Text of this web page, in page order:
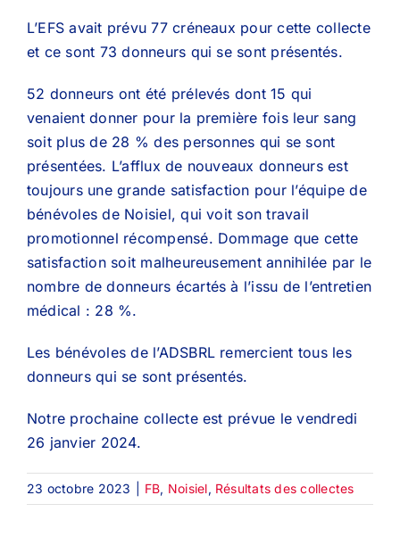
L’EFS avait prévu 77 créneaux pour cette collecte
et ce sont 73 donneurs qui se sont présentés.
52 donneurs ont été prélevés dont 15 qui
venaient donner pour la première fois leur sang
soit plus de 28 % des personnes qui se sont
présentées. L’afflux de nouveaux donneurs est
toujours une grande satisfaction pour l’équipe de
bénévoles de Noisiel, qui voit son travail
promotionnel récompensé. Dommage que cette
satisfaction soit malheureusement annihilée par le
nombre de donneurs écartés à l’issu de l’entretien
médical : 28 %.
Les bénévoles de l’ADSBRL remercient tous les
donneurs qui se sont présentés.
Notre prochaine collecte est prévue le vendredi
26 janvier 2024.
23 octobre 2023 FB, Noisiel, Résultats des collectes